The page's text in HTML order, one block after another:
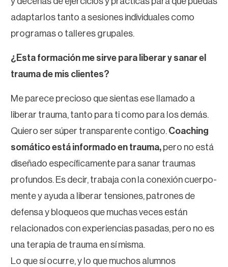
adaptarlos tanto a sesiones individuales como
programas o talleres grupales.
¿Esta formación me sirve para liberar y sanar el
trauma de mis clientes?
Me parece precioso que sientas ese llamado a
liberar trauma, tanto para ti como para los demás.
Quiero ser súper transparente contigo. Coaching
somático está informado en trauma, pero no está
diseñado específicamente para sanar traumas
profundos. Es decir, trabaja con la conexión cuerpo-
mente y ayuda a liberar tensiones, patrones de
defensa y bloqueos que muchas veces están
relacionados con experiencias pasadas, pero no es
una terapia de trauma en sí misma.
Lo que sí ocurre, y lo que muchos alumnos